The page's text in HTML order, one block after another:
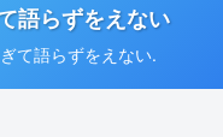
語らずをえない
て語らずをえない.